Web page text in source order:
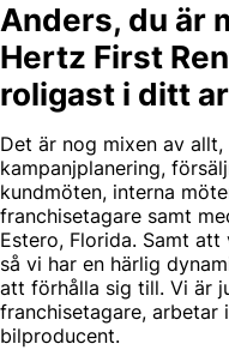
Anders, du är
Hertz First
roligast i ditt
Det är nog mixen av
kampanjplanering,
kundmöten, interna
franchisetagare samt
Estero, Florida. Samt
så vi har en härlig
att förhålla sig till. Vi är
franchisetagare, arbetar
bilproducent.